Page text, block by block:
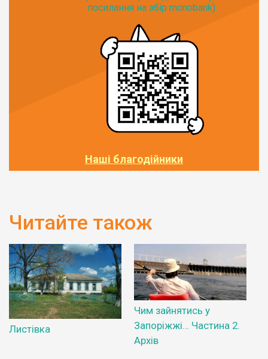
посилання на збір monobank):
Наші благодійники
Читайте також
Листівка
Чим зайнятись у
Запоріжжі… Частина 2.
Архів